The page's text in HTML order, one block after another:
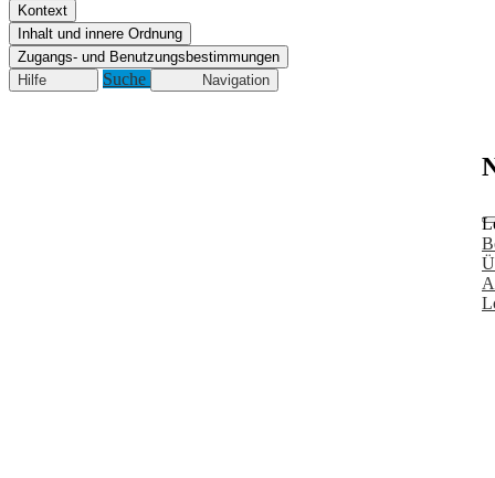
Kontext
Inhalt und innere Ordnung
Zugangs- und Benutzungsbestimmungen
Hilfe
Suche Navigation